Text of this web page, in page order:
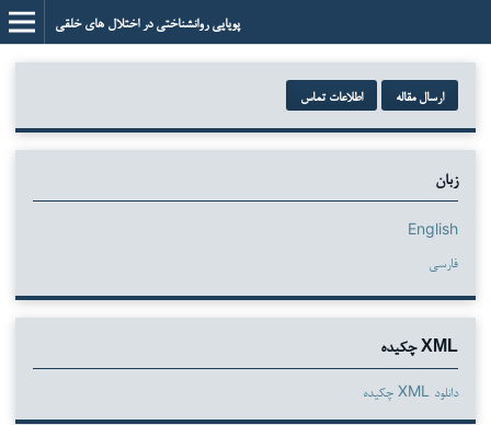
پویایی روانشناختی در اختلال های خلقی
ارسال مقاله اطلاعات تماس
زبان
English
فارسی
XML چکیده
دانلود XML چکیده